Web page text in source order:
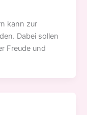
kann zur
Dabei sollen
Freude und